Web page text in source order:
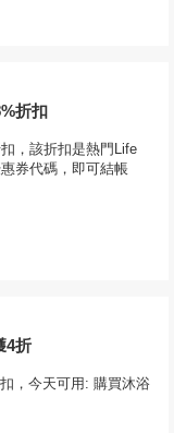
折扣
，該折扣是熱門Life
券代碼，即可結帳
4折
，今天可用: 購買沐浴